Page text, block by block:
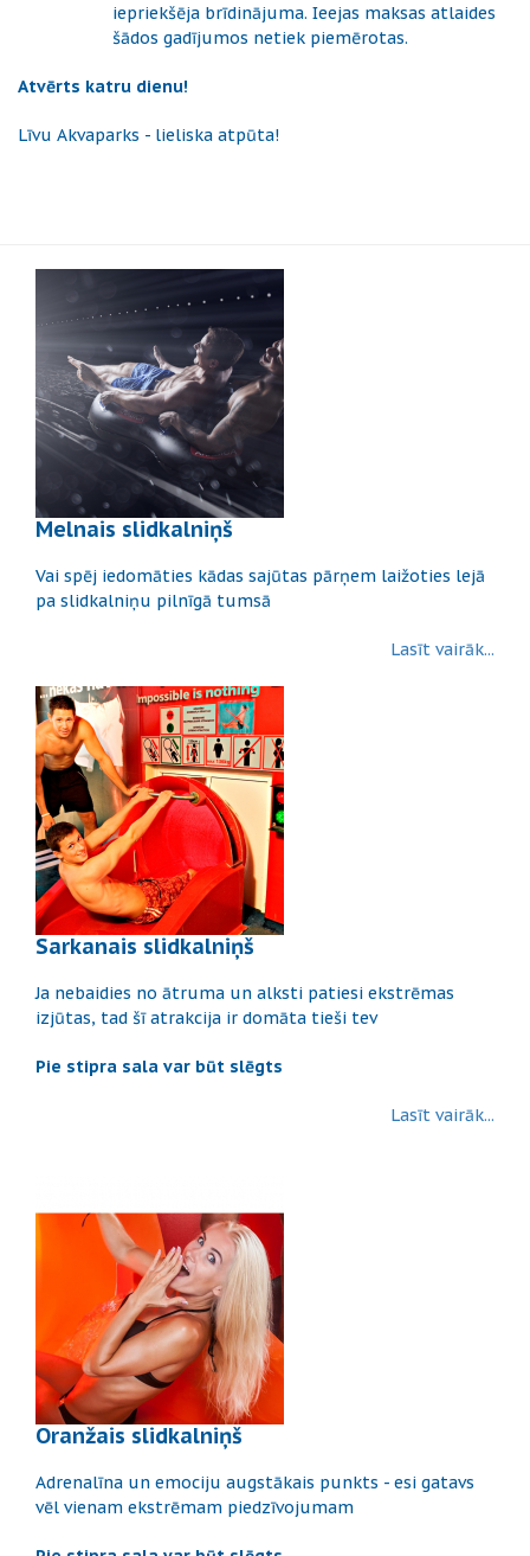
iepriekšēja brīdinājuma. Ieejas maksas atlaides
šādos gadījumos netiek piemērotas.
Atvērts katru dienu!
Līvu Akvaparks - lieliska atpūta!
Melnais slidkalniņš
Vai spēj iedomāties kādas sajūtas pārņem laižoties lejā
pa slidkalniņu pilnīgā tumsā
Lasīt vairāk...
Sarkanais slidkalniņš
Ja nebaidies no ātruma un alksti patiesi ekstrēmas
izjūtas, tad šī atrakcija ir domāta tieši tev
Pie stipra sala var būt slēgts
Lasīt vairāk...
Oranžais slidkalniņš
Adrenalīna un emociju augstākais punkts - esi gatavs
vēl vienam ekstrēmam piedzīvojumam